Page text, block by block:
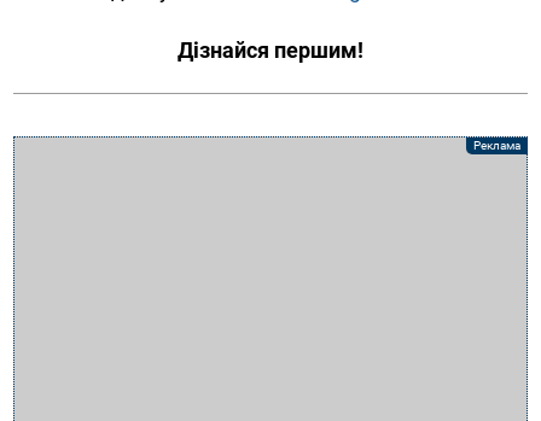
Дізнайся першим!